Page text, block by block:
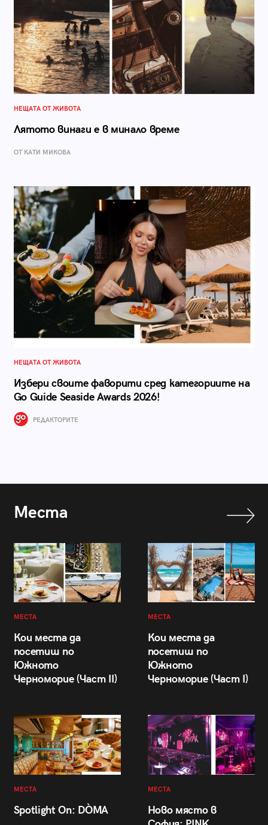
НЕЩАТА ОТ ЖИВОТА
Лятото винаги е в минало време
ОТ КАТИ МИКОВА
НЕЩАТА ОТ ЖИВОТА
Избери своите фаворити сред категориите на
Go Guide Seaside Awards 2026!
РЕДАКТОРИТЕ
Места
МЕСТА
Кои места да
посетиш по
Южното
Черноморие (Част II)
МЕСТА
Кои места да
посетиш по
Южното
Черноморие (Част I)
МЕСТА
Spotlight On: DÒMA
МЕСТА
Ново място в